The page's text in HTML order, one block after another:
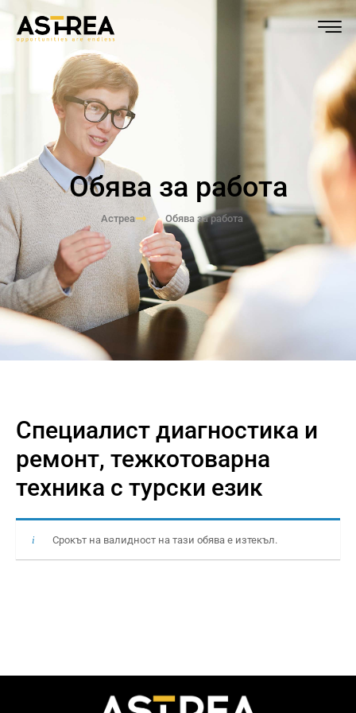
Обява за работа
Астреа Обява за работа
Специалист диагностика и
ремонт, тежкотоварна
техника с турски език
Срокът на валидност на тази обява е изтекъл.